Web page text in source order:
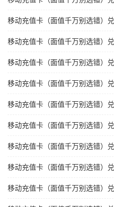
移动充值卡（面值千万别选错）
移动充值卡（面值千万别选错）
移动充值卡（面值千万别选错）
移动充值卡（面值千万别选错）
移动充值卡（面值千万别选错）
移动充值卡（面值千万别选错）
移动充值卡（面值千万别选错）
移动充值卡（面值千万别选错）
移动充值卡（面值千万别选错）